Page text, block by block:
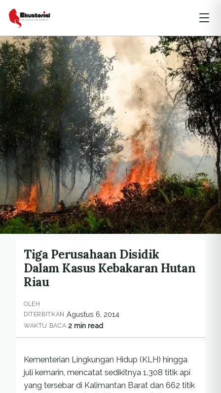
badak kalimantan
Kementerian Lingkungan Hidup Riau
South Sumatera
Tiga Perusahaan Disidik
Dalam Kasus Kebakaran Hutan
Riau
OLEH
DITERBITKAN Agustus 6, 2014
WAKTU BACA 2 min read
Kementerian Lingkungan Hidup (KLH) hingga
juli kemarin, mencatat sedikitnya 1.308 titik api
yang tersebar di Kalimantan Barat dan 662 titik